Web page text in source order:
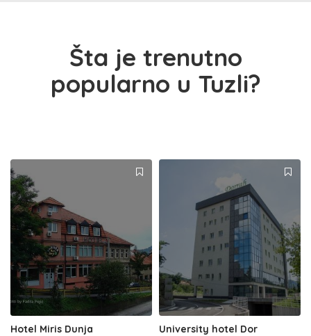
Šta je trenutno
popularno u Tuzli?
Hotel Miris Dunja University hotel Dor